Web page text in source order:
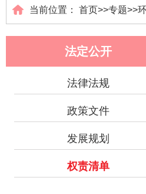
当前位置： 首页>>专题>>
法定公开
法律法规
政策文件
发展规划
权责清单